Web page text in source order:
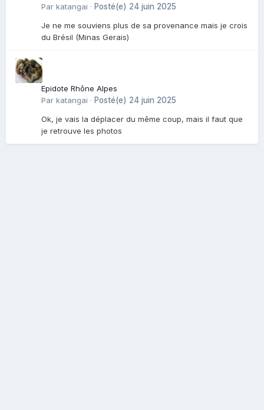
Par katangai · Posté(e) 24 juin 2025
Je ne me souviens plus de sa provenance mais je crois
du Brésil (Minas Gerais)
Epidote Rhône Alpes
Par katangai · Posté(e) 24 juin 2025
Ok, je vais la déplacer du même coup, mais il faut que
je retrouve les photos